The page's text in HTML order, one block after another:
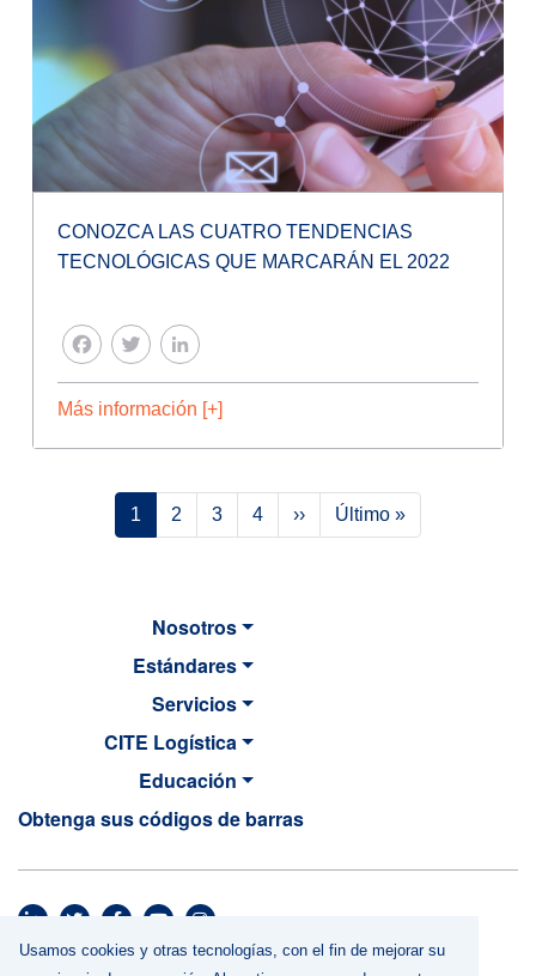
CONOZCA LAS CUATRO TENDENCIAS
TECNOLÓGICAS QUE MARCARÁN EL 2022
FACEBOOK
TWITTER
Más información [+]
Paginación1 2 3 4 ››Siguiente página
Último »Última página
Nosotros
Estándares
Servicios
CITE Logística
Educación
Obtenga sus códigos de barras
Términos y Condiciones
Usamos cookies y otras tecnologías, con el fin de mejorar su